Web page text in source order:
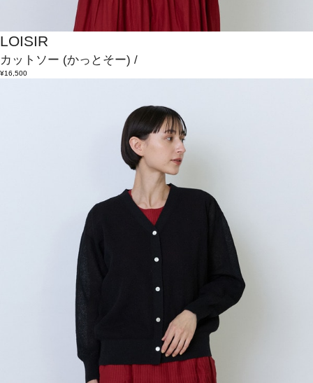
LOISIR
カットソー (かっとそー) /
¥16,500